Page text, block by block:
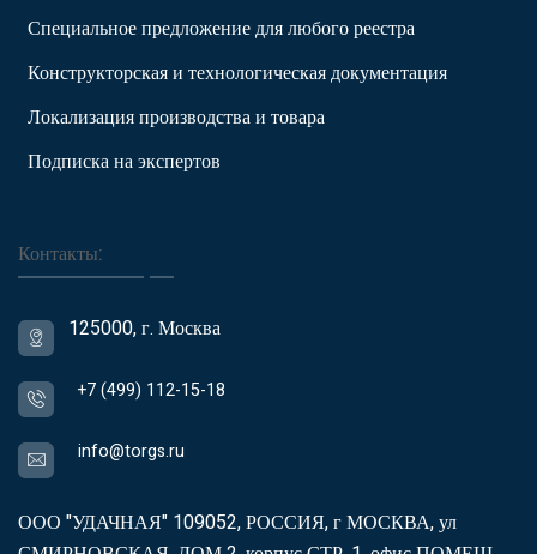
Специальное предложение для любого реестра
Конструкторская и технологическая документация
Локализация производства и товара
Подписка на экспертов
Контакты:
125000, г. Москва
+7 (499) 112-15-18
info@torgs.ru
ООО "УДАЧНАЯ" 109052, РОССИЯ, г МОСКВА, ул